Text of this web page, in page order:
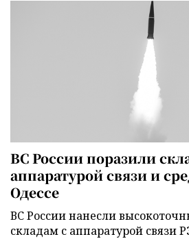
ВС России поразили
аппаратурой связи и
Одессе
ВС России нанесли
складам с аппаратурой связи